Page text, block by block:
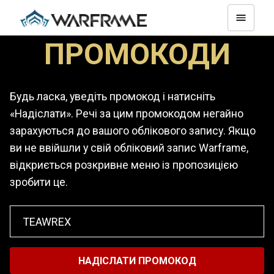
ПРОМОКОДИ
Будь ласка, уведіть промокод і натисніть
«Надіслати». Речі за цим промокодом негайно
зарахуються до вашого облікового запису. Якщо
ви не ввійшли у свій обліковий запис Warframe,
відкриється розкривне меню із пропозицією
зробити це.